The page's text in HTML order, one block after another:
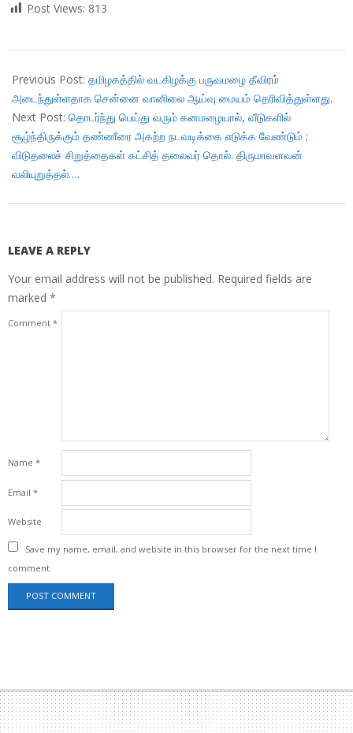
Post Views: 813
11-
02
Previous Post: தமிழகத்தில் வடகிழக்கு பருவமழை தீவிரம்
அடைந்துள்ளதாக சென்னை வானிலை ஆய்வு மையம் தெரிவித்துள்ளது.
Next Post: தொடர்ந்து பெய்து வரும் கனமழையால், வீடுகளில்
சூழ்ந்திருக்கும் தண்ணீரை அகற்ற நடவடிக்கை எடுக்க வேண்டும் ;
விடுதலைச் சிறுத்தைகள் கட்சித் தலைவர் தொல். திருமாவளவன்
வலியுறுத்தல்….
LEAVE A REPLY
Your email address will not be published. Required fields are
marked *
Comment *
Name *
Email *
Website
Save my name, email, and website in this browser for the next time I
comment.